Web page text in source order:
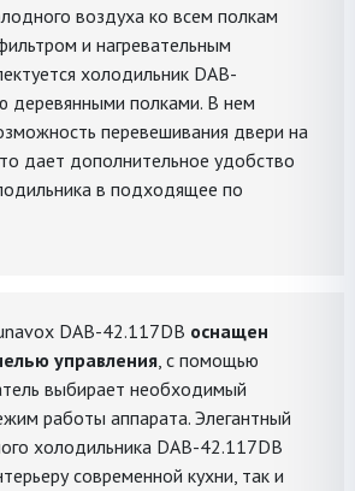
воздуха ко всем полкам
и нагревательным
холодильник DAB-
деревянными полками. В нем
перевешивания двери на
дает дополнительное удобство
в подходящее по
DAB-42.117DB оснащен
управления, с помощью
выбирает необходимый
работы аппарата. Элегантный
холодильника DAB-42.117DB
современной кухни, так и